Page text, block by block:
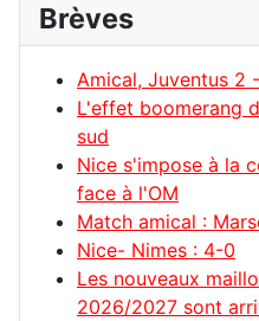
Brèves
Amical, Juventus 2
L'effet boomerang
sud
Nice s'impose à la
face à l'OM
Match amical :
Nice- Nimes : 4-0
Les nouveaux
2026/2027 sont